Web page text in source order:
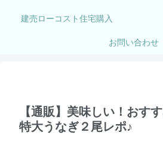
建売ローコスト住宅購入
お問い合わせ
【通販】美味しい！おす
特大うなぎ２尾レポ♪